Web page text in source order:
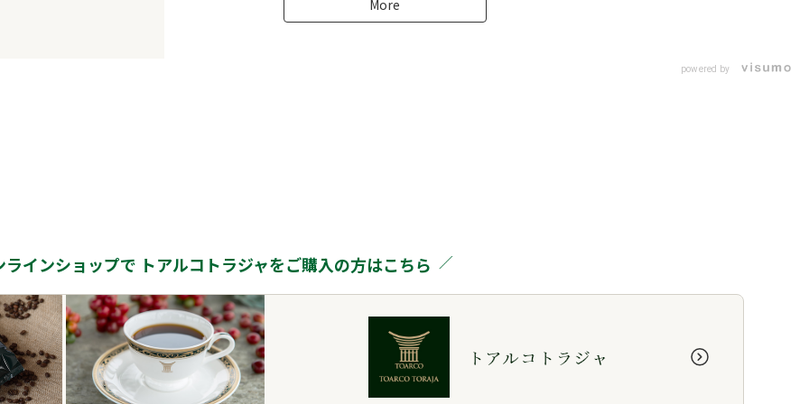
More
powered by
ラインショップで トアルコトラジャをご購入の方はこちら